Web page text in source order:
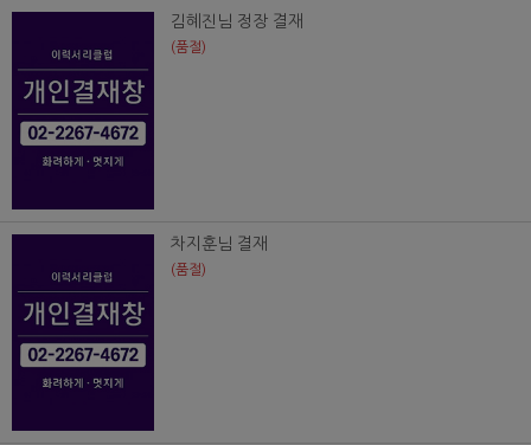
김혜진님 정장 결재
(품절)
차지훈님 결재
(품절)